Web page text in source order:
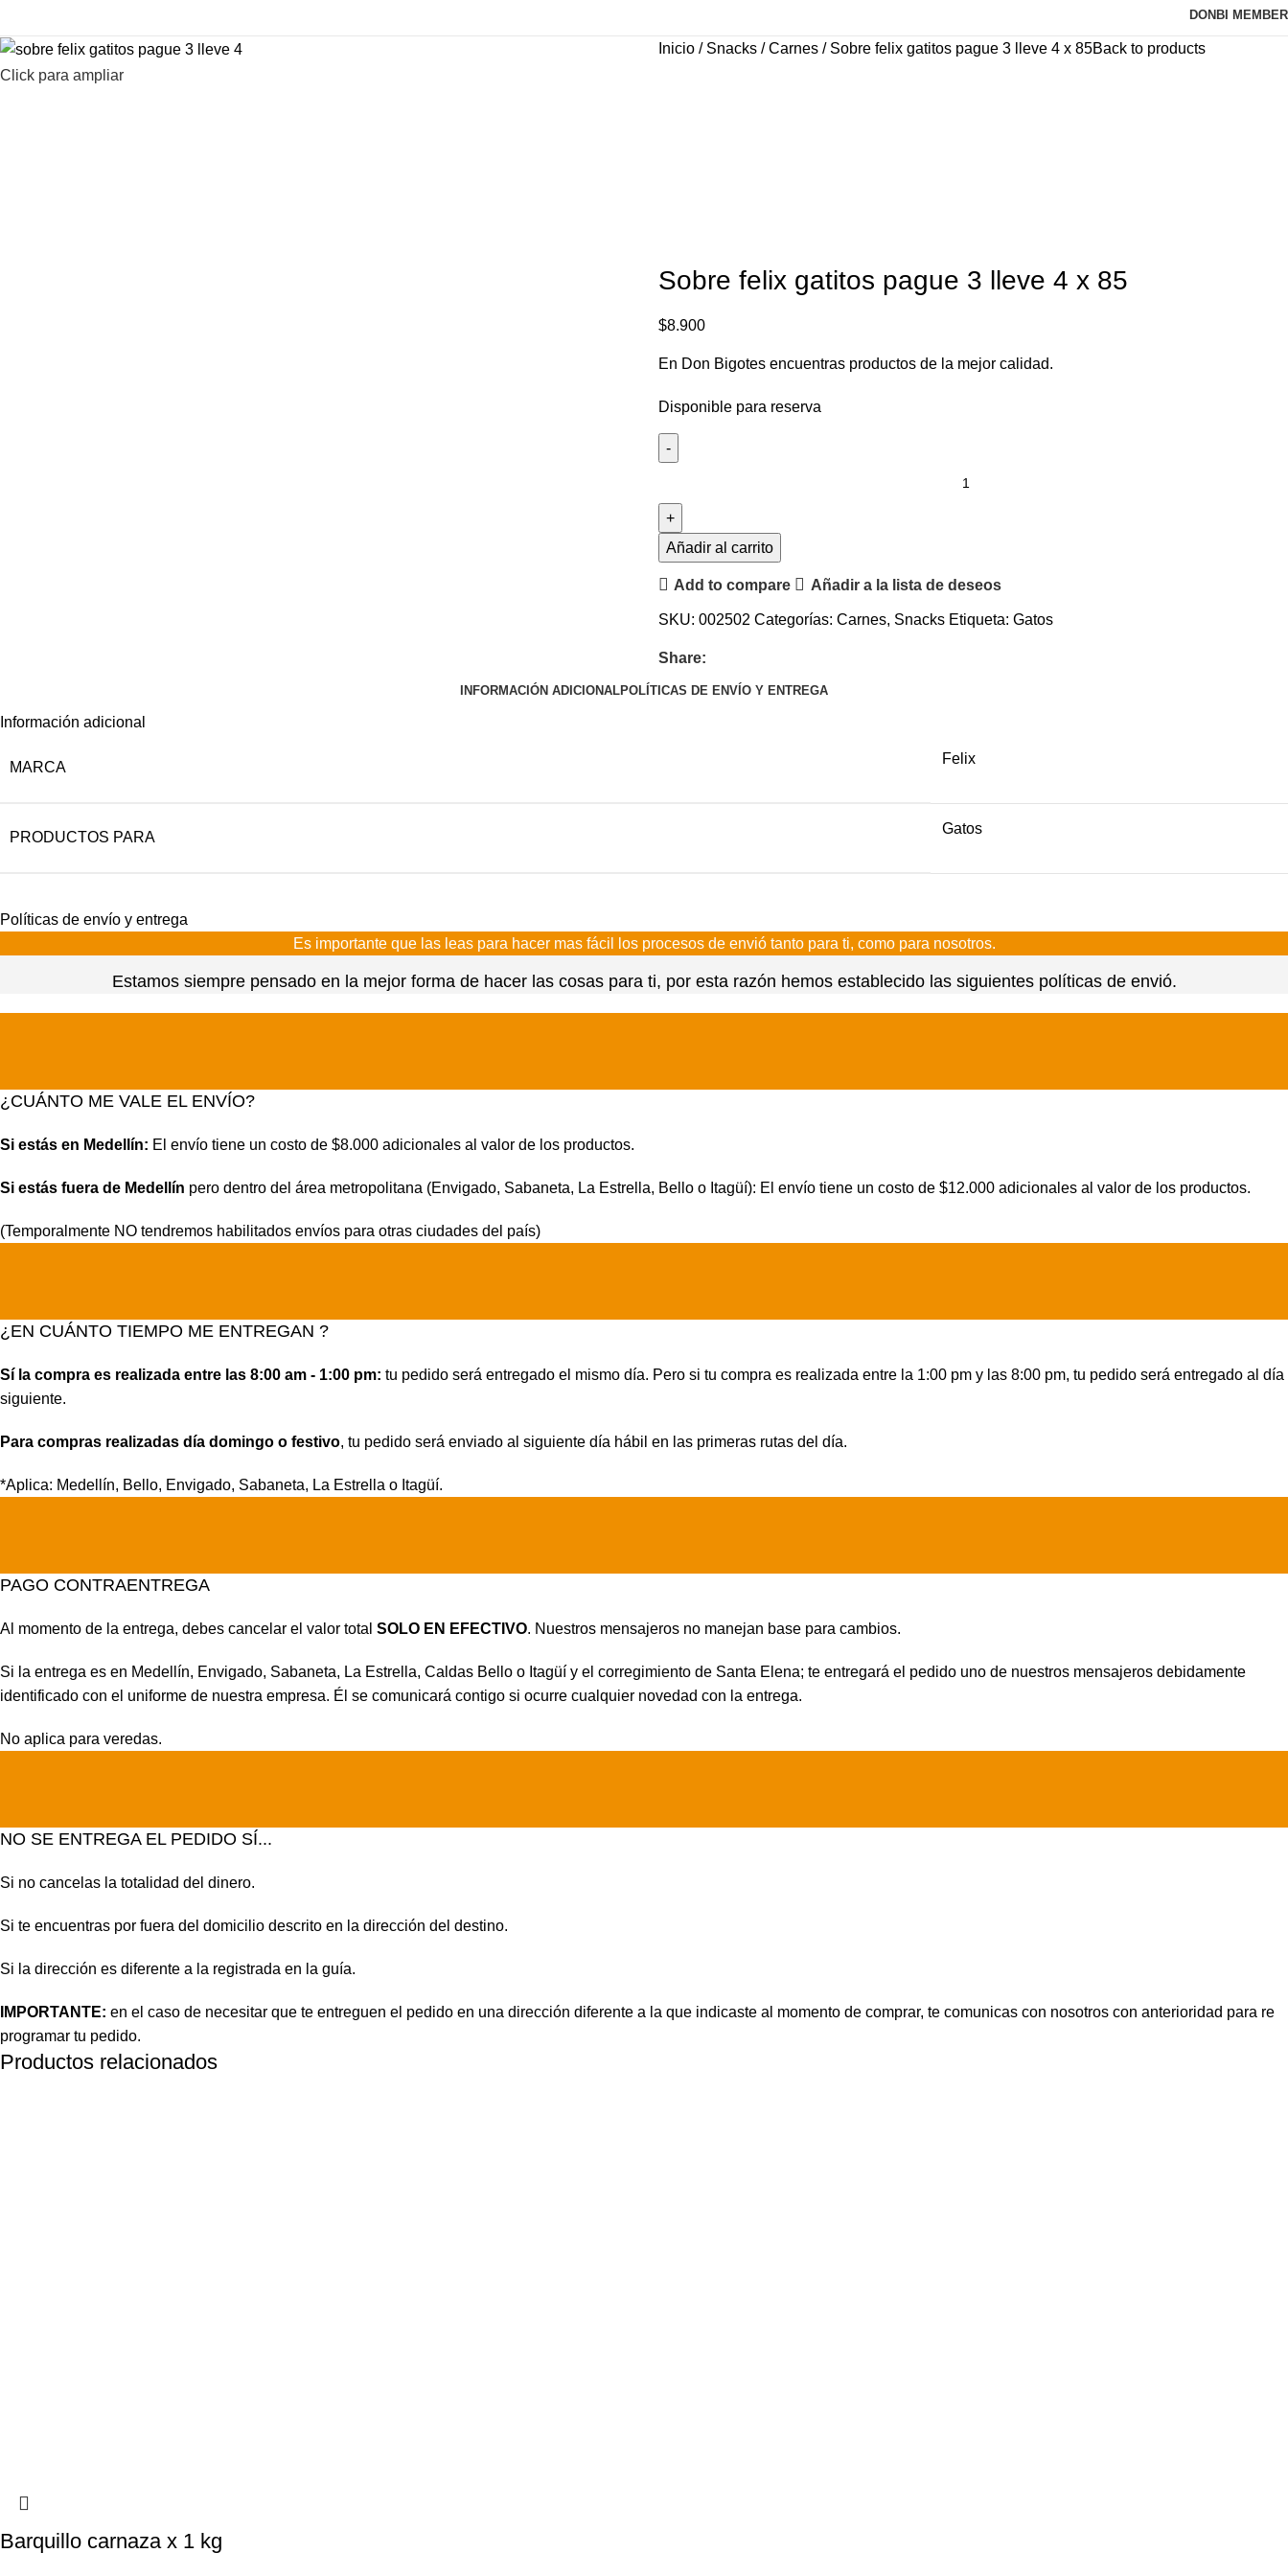
DONBI MEMBER
Click para ampliar
Inicio Snacks Carnes Sobre felix gatitos pague 3 lleve 4 x 85Back to products
Sobre felix gatitos pague 3 lleve 4 x 85
$8.900
En Don Bigotes encuentras productos de la mejor calidad.
Disponible para reserva
Añadir al carrito
Add to compare Añadir a la lista de deseos
SKU: 002502 Categorías: Carnes, Snacks Etiqueta: Gatos
Share:
INFORMACIÓN ADICIONALPOLÍTICAS DE ENVÍO Y ENTREGA
Información adicional
MARCA
Felix
PRODUCTOS PARA
Gatos
Políticas de envío y entrega
Es importante que las leas para hacer mas fácil los procesos de envió tanto para ti, como para nosotros.
Estamos siempre pensado en la mejor forma de hacer las cosas para ti, por esta razón hemos establecido las siguientes políticas de envió.
¿CUÁNTO ME VALE EL ENVÍO?
Si estás en Medellín: El envío tiene un costo de $8.000 adicionales al valor de los productos.
Si estás fuera de Medellín pero dentro del área metropolitana (Envigado, Sabaneta, La Estrella, Bello o Itagüí): El envío tiene un costo de $12.000 adicionales al valor de los productos.
(Temporalmente NO tendremos habilitados envíos para otras ciudades del país)
¿EN CUÁNTO TIEMPO ME ENTREGAN ?
Sí la compra es realizada entre las 8:00 am - 1:00 pm: tu pedido será entregado el mismo día. Pero si tu compra es realizada entre la 1:00 pm y las 8:00 pm, tu pedido será entregado al día
siguiente.
Para compras realizadas día domingo o festivo, tu pedido será enviado al siguiente día hábil en las primeras rutas del día.
*Aplica: Medellín, Bello, Envigado, Sabaneta, La Estrella o Itagüí.
PAGO CONTRAENTREGA
Al momento de la entrega, debes cancelar el valor total SOLO EN EFECTIVO. Nuestros mensajeros no manejan base para cambios.
Si la entrega es en Medellín, Envigado, Sabaneta, La Estrella, Caldas Bello o Itagüí y el corregimiento de Santa Elena; te entregará el pedido uno de nuestros mensajeros debidamente
identificado con el uniforme de nuestra empresa. Él se comunicará contigo si ocurre cualquier novedad con la entrega.
No aplica para veredas.
NO SE ENTREGA EL PEDIDO SÍ...
Si no cancelas la totalidad del dinero.
Si te encuentras por fuera del domicilio descrito en la dirección del destino.
Si la dirección es diferente a la registrada en la guía.
IMPORTANTE: en el caso de necesitar que te entreguen el pedido en una dirección diferente a la que indicaste al momento de comprar, te comunicas con nosotros con anterioridad para re
programar tu pedido.
Productos relacionados
Barquillo carnaza x 1 kg